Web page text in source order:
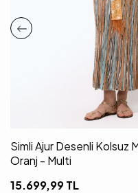
Simli Ajur Desenli Kolsuz
Oranj - Multi
15.699,99TL